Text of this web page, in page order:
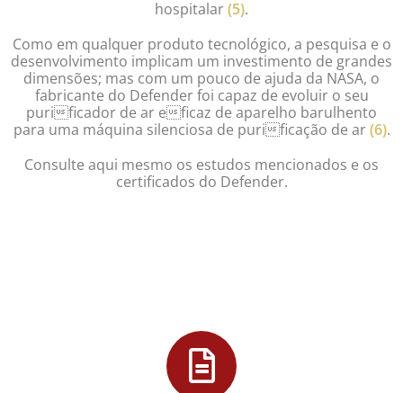
hospitalar(5).
Como em qualquer produto tecnológico, a pesquisa e o
desenvolvimento implicam um investimento de grandes
dimensões; mas com um pouco de ajuda da NASA, o
fabricante do Defender foi capaz de evoluir o seu
purificador de ar eficaz de aparelho barulhento
para uma máquina silenciosa de purificação de ar(6).
Consulte aqui mesmo os estudos mencionados e os
certificados do Defender.